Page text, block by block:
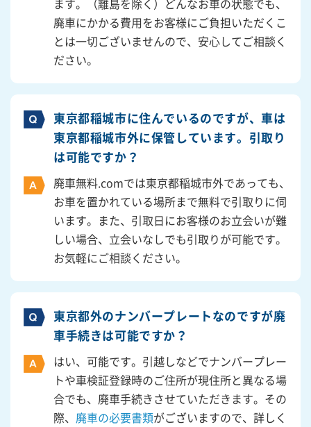
ます。（離島を除く）どんなお車の状態でも、
廃車にかかる費用をお客様にご負担いただくこ
とは一切ございませんので、安心してご相談く
ださい。
東京都稲城市に住んでいるのですが、車は
東京都稲城市外に保管しています。引取り
は可能ですか？
廃車無料.comでは東京都稲城市外であっても、
お車を置かれている場所まで無料で引取りに伺
います。また、引取日にお客様のお立会いが難
しい場合、立会いなしでも引取りが可能です。
お気軽にご相談ください。
東京都外のナンバープレートなのですが廃
車手続きは可能ですか？
はい、可能です。引越しなどでナンバープレー
トや車検証登録時のご住所が現住所と異なる場
合でも、廃車手続きさせていただきます。その
際、 廃車の必要書類がございますので、詳しく